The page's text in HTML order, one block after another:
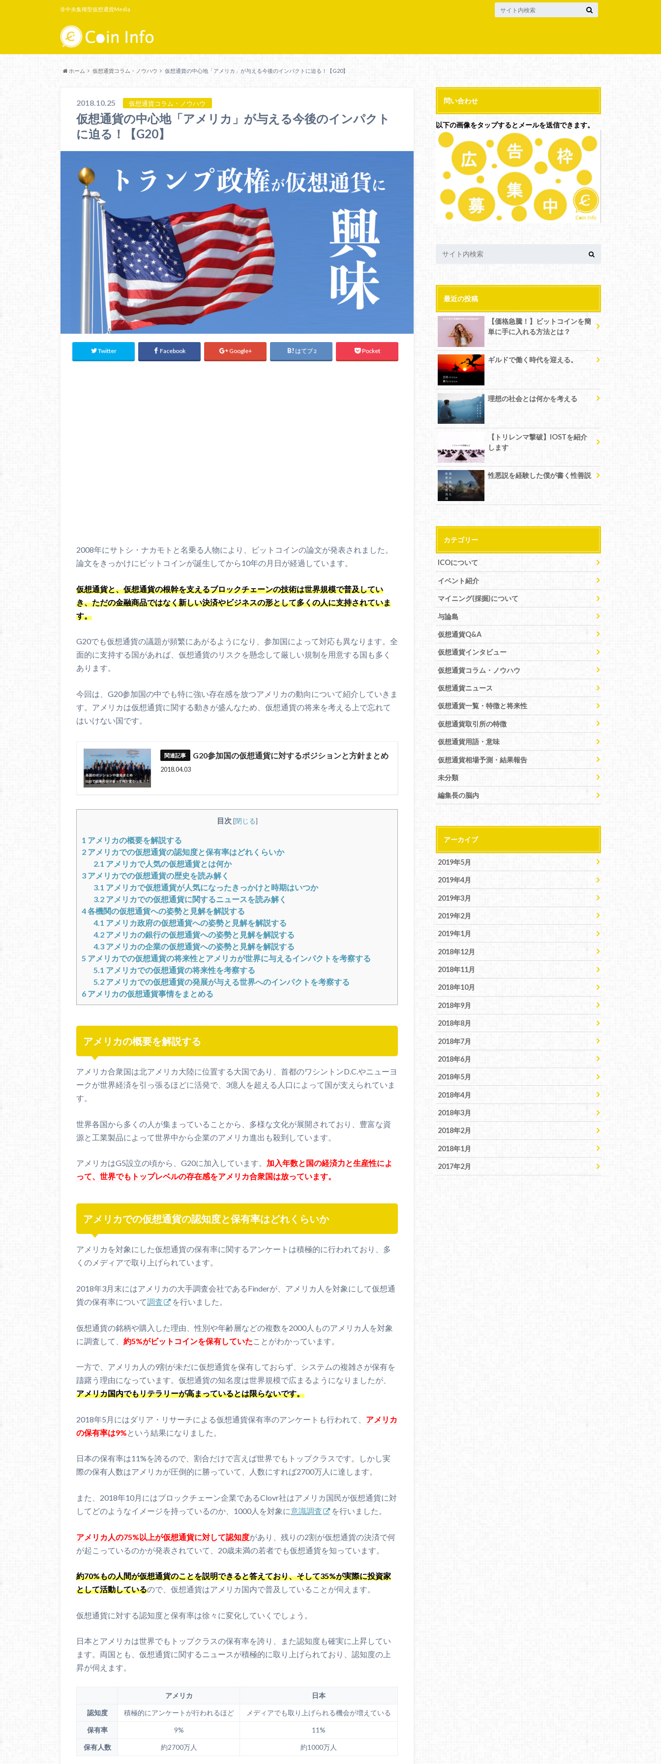
非中央集権型仮想通貨Media
ホーム 仮想通貨コラム・ノウハウ 仮想通貨の中心地「アメリカ」が与える今後のインパクトに迫る！【G20】
2018.10.25 仮想通貨コラム・ノウハウ
仮想通貨の中心地「アメリカ」が与える今後のインパクト
に迫る！【G20】
Twitter Facebook Google+ はてブ2 Pocket
2008年にサトシ・ナカモトと名乗る人物により、ビットコインの論文が発表されました。
論文をきっかけにビットコインが誕生してから10年の月日が経過しています。
仮想通貨と、仮想通貨の根幹を支えるブロックチェーンの技術は世界規模で普及してい
き、ただの金融商品ではなく新しい決済やビジネスの形として多くの人に支持されていま
す。
G20でも仮想通貨の議題が頻繁にあがるようになり、参加国によって対応も異なります。全
面的に支持する国があれば、仮想通貨のリスクを懸念して厳しい規制を用意する国も多く
あります。
今回は、G20参加国の中でも特に強い存在感を放つアメリカの動向について紹介していきま
す。アメリカは仮想通貨に関する動きが盛んなため、仮想通貨の将来を考える上で忘れて
はいけない国です。
G20参加国の仮想通貨に対するポジションと方針まとめ
2018.04.03
目次 [閉じる]
1 アメリカの概要を解説する
2 アメリカでの仮想通貨の認知度と保有率はどれくらいか
2.1 アメリカで人気の仮想通貨とは何か
3 アメリカでの仮想通貨の歴史を読み解く
3.1 アメリカで仮想通貨が人気になったきっかけと時期はいつか
3.2 アメリカでの仮想通貨に関するニュースを読み解く
4各機関の仮想通貨への姿勢と見解を解説する
4.1 アメリカ政府の仮想通貨への姿勢と見解を解説する
4.2 アメリカの銀行の仮想通貨への姿勢と見解を解説する
4.3 アメリカの企業の仮想通貨への姿勢と見解を解説する
5 アメリカでの仮想通貨の将来性とアメリカが世界に与えるインパクトを考察する
5.1 アメリカでの仮想通貨の将来性を考察する
5.2 アメリカでの仮想通貨の発展が与える世界へのインパクトを考察する
6 アメリカの仮想通貨事情をまとめる
アメリカの概要を解説する
アメリカ合衆国は北アメリカ大陸に位置する大国であり、首都のワシントンD.C.やニューヨ
ークが世界経済を引っ張るほどに活発で、3億人を超える人口によって国が支えられていま
す。
世界各国から多くの人が集まっていることから、多様な文化が展開されており、豊富な資
源と工業製品によって世界中から企業のアメリカ進出も殺到しています。
アメリカはG5設立の頃から、G20に加入しています。 加入年数と国の経済力と生産性によ
って、世界でもトップレベルの存在感をアメリカ合衆国は放っています。
アメリカでの仮想通貨の認知度と保有率はどれくらいか
アメリカを対象にした仮想通貨の保有率に関するアンケートは積極的に行われており、多
くのメディアで取り上げられています。
2018年3月末にはアメリカの大手調査会社であるFinderが、アメリカ人を対象にして仮想通
貨の保有率について調査 を行いました。
仮想通貨の銘柄や購入した理由、性別や年齢層などの複数を2000人ものアメリカ人を対象
に調査して、 約5%がビットコインを保有していた ことがわかっています。
一方で、アメリカ人の9割が未だに仮想通貨を保有しておらず、システムの複雑さが保有を
躊躇う理由になっています。仮想通貨の知名度は世界規模で広まるようになりましたが、
アメリカ国内でもリテラリーが高まっているとは限らないです。
2018年5月にはダリア・リサーチによる仮想通貨保有率のアンケートも行われて、 アメリカ
の保有率は9% という結果になりました。
日本の保有率は11%を誇るので、割合だけで言えば世界でもトップクラスです。しかし実
際の保有人数はアメリカが圧倒的に勝っていて、人数にすれば2700万人に達します。
また、2018年10月にはブロックチェーン企業であるClovr社はアメリカ国民が仮想通貨に対
してどのようなイメージを持っているのか、1000人を対象に意識調査 を行いました。
アメリカ人の75%以上が仮想通貨に対して認知度があり、残りの2割が仮想通貨の決済で何
が起こっているのかが発表されていて、20歳未満の若者でも仮想通貨を知っています。
約70%もの人間が仮想通貨のことを説明できると答えており、そして35%が実際に投資家
として活動しているので、仮想通貨はアメリカ国内で普及していることが伺えます。
仮想通貨に対する認知度と保有率は徐々に変化していくでしょう。
日本とアメリカは世界でもトップクラスの保有率を誇り、また認知度も確実に上昇してい
ます。両国とも、仮想通貨に関するニュースが積極的に取り上げられており、認知度の上
昇が伺えます。
アメリカ 日本
認知度 積極的にアンケートが行われるほど メディアでも取り上げられる機会が増えている
保有率 9% 11%
保有人数 約2700万人 約1000万人
問い合わせ
以下の画像をタップするとメールを送信できます。
最近の投稿
【価格急騰！】ビットコインを簡
単に手に入れる方法とは？
ギルドで働く時代を迎える。
理想の社会とは何かを考える
【トリレンマ撃破】IOSTを紹介
します
性悪説を経験した僕が書く性善説
カテゴリー
ICOについて
イベント紹介
マイニング(採掘)について
与論島
仮想通貨Q&A
仮想通貨インタビュー
仮想通貨コラム・ノウハウ
仮想通貨ニュース
仮想通貨一覧・特徴と将来性
仮想通貨取引所の特徴
仮想通貨用語・意味
仮想通貨相場予測・結果報告
未分類
編集長の脳内
アーカイブ
2019年5月
2019年4月
2019年3月
2019年2月
2019年1月
2018年12月
2018年11月
2018年10月
2018年9月
2018年8月
2018年7月
2018年6月
2018年5月
2018年4月
2018年3月
2018年2月
2018年1月
2017年2月